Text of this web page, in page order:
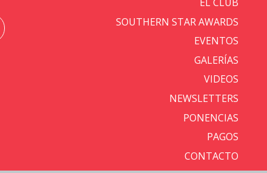
SOUTHERN STAR AWARDS
EVENTOS
GALERÍAS
VIDEOS
NEWSLETTERS
PONENCIAS
PAGOS
CONTACTO